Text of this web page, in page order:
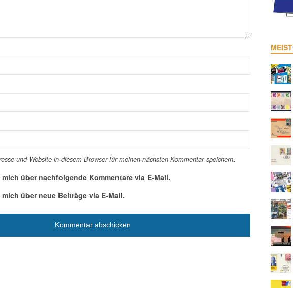
und Website in diesem Browser für meinen nächsten Kommentar speichern.
über nachfolgende Kommentare via E-Mail.
über neue Beiträge via E-Mail.